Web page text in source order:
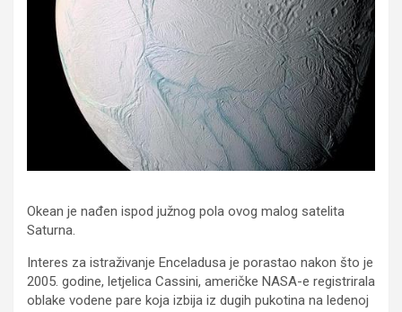
Okean je nađen ispod južnog pola ovog malog satelita
Saturna.
Interes za istraživanje Enceladusa je porastao nakon što je
2005. godine, letjelica Cassini, američke NASA-e registrirala
oblake vodene pare koja izbija iz dugih pukotina na ledenoj